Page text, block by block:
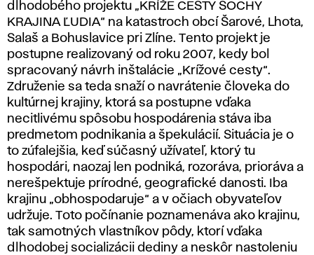
dlhodobého projektu „KRÍŽE CESTY SOCHY
KRAJINA ĽUDIA“ na katastroch obcí Šarové, Lhota,
Salaš a Bohuslavice pri Zlíne. Tento projekt je
postupne realizovaný od roku 2007, kedy bol
spracovaný návrh inštalácie „Krížové cesty“.
Združenie sa teda snaží o navrátenie človeka do
kultúrnej krajiny, ktorá sa postupne vďaka
necitlivému spôsobu hospodárenia stáva iba
predmetom podnikania a špekulácií. Situácia je o
to zúfalejšia, keď súčasný užívateľ, ktorý tu
hospodári, naozaj len podniká, rozoráva, prioráva a
nerešpektuje prírodné, geografické danosti. Iba
krajinu „obhospodaruje“ a v očiach obyvateľov
udržuje. Toto počínanie poznamenáva ako krajinu,
tak samotných vlastníkov pôdy, ktorí vďaka
dlhodobej socializácii dediny a neskôr nastoleniu